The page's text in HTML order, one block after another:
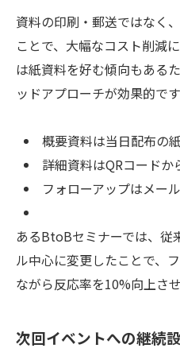
資料の印刷・郵送ではなく
ことで、大幅なコスト削減
は紙資料を好む傾向もある
ッドアプローチが効果的です
概要資料は当日配布の
詳細資料はQRコードか
フォローアップはメー
あるBtoBセミナーでは、従
ル中心に変更したことで、
ながら反応率を10%向上させ
次回イベントへの継続